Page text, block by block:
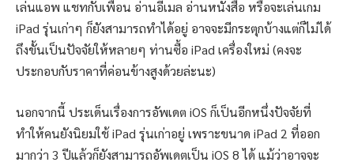
เล่นแอพ แชทกับเพื่อน อ่านอีเมล อ่านหนังสือ หรือจะเล่นเกม
iPad รุ่นเก่าๆ ก็ยังสามารถทำได้อยู่ อาจจะมีกระตุกบ้างแต่ก็ไม่ได้
ถึงขั้นเป็นปัจจัยให้หลายๆ ท่านซื้อ iPad เครื่องใหม่ (คงจะ
ประกอบกับราคาที่ค่อนข้างสูงด้วยล่ะนะ)
นอกจากนี้ ประเด็นเรื่องการอัพเดต iOS ก็เป็นอีกหนึ่งปัจจัยที่
ทำให้คนยังนิยมใช้ iPad รุ่นเก่าอยู่ เพราะขนาด iPad 2 ที่ออก
มากว่า 3 ปีแล้วก็ยังสามารถอัพเดตเป็น iOS 8 ได้ แม้ว่าอาจจะ